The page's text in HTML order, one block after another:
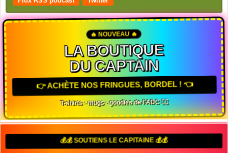
🔥 NOUVEAU 🔥
LA BOUTIQUE
DU CAPTAIN
👉 ACHÈTE NOS FRINGUES, BORDEL ! 👈
T-shirts · mugs · goodies de l'ADC 🏴‍☠️
💰💰 SOUTIENS LE CAPITAINE 💰💰